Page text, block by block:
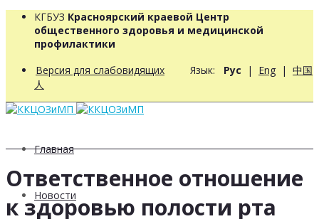
КГБУЗ Красноярский краевой Центр
общественного здоровья и медицинской
профилактики
Версия для слабовидящих Язык: Рус | Eng | 中国
人
Главная
Новости
Ответственное отношение
к здоровью полости рта